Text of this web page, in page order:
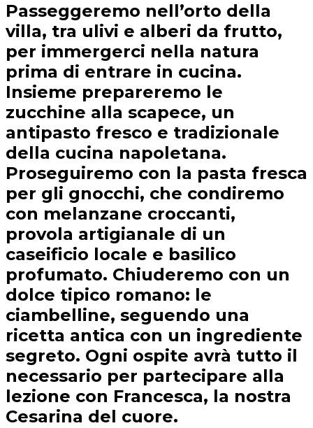
Passeggeremo nell’orto della
villa, tra ulivi e alberi da frutto,
per immergerci nella natura
prima di entrare in cucina.
Insieme prepareremo le
zucchine alla scapece, un
antipasto fresco e tradizionale
della cucina napoletana.
Proseguiremo con la pasta fresca
per gli gnocchi, che condiremo
con melanzane croccanti,
provola artigianale di un
caseificio locale e basilico
profumato. Chiuderemo con un
dolce tipico romano: le
ciambelline, seguendo una
ricetta antica con un ingrediente
segreto. Ogni ospite avrà tutto il
necessario per partecipare alla
lezione con Francesca, la nostra
Cesarina del cuore.